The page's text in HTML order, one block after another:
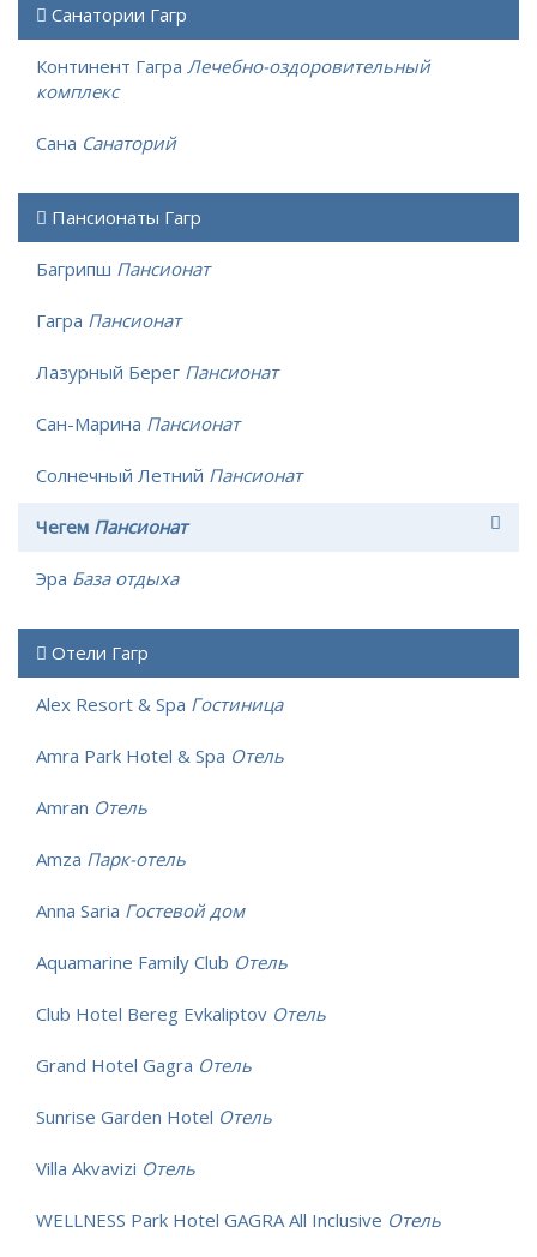
Санатории Гагр
Континент Гагра Лечебно-оздоровительный
комплекс
Сана Санаторий
Пансионаты Гагр
Багрипш Пансионат
Гагра Пансионат
Лазурный Берег Пансионат
Сан-Марина Пансионат
Солнечный Летний Пансионат
Чегем Пансионат
Эра База отдыха
Отели Гагр
Alex Resort & Spa Гостиница
Amra Park Hotel & Spa Отель
Amran Отель
Amza Парк-отель
Anna Saria Гостевой дом
Aquamarine Family Club Отель
Club Hotel Bereg Evkaliptov Отель
Grand Hotel Gagra Отель
Sunrise Garden Hotel Отель
Villa Akvavizi Отель
WELLNESS Park Hotel GAGRA All Inclusive Отель